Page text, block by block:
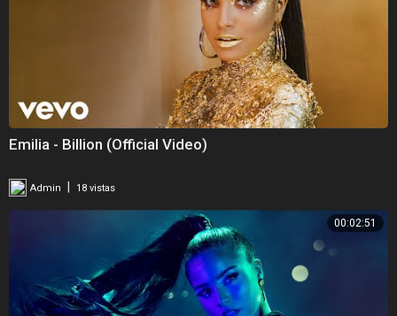
Emilia - Billion (Official Video)
Admin 18 vistas
00:02:51